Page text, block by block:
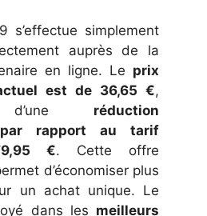
s’effectue simplement
auprès de la
en ligne. Le prix
est de 36,65 €,
d’une réduction
par rapport au tarif
€. Cette offre
d’économiser plus
un achat unique. Le
dans les meilleurs